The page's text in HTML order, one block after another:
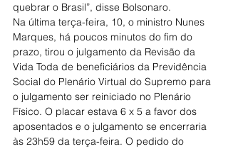
quebrar o Brasil”, disse Bolsonaro.
Na última terça-feira, 10, o ministro Nunes
Marques, há poucos minutos do fim do
prazo, tirou o julgamento da Revisão da
Vida Toda de beneficiários da Previdência
Social do Plenário Virtual do Supremo para
o julgamento ser reiniciado no Plenário
Físico. O placar estava 6 x 5 a favor dos
aposentados e o julgamento se encerraria
às 23h59 da terça-feira. O pedido do